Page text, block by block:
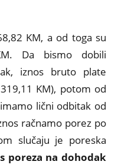
KM, a od toga su
Da bismo dobili
iznos bruto plate
KM), potom od
lični odbitak od
račnamo porez po
slučaju je poreska
poreza na dohodak